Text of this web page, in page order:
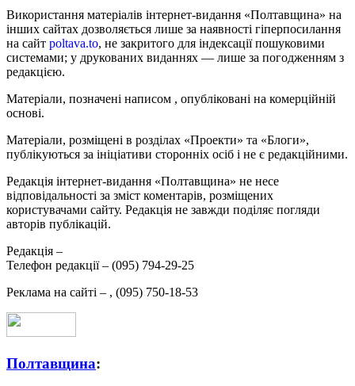
Використання матеріалів інтернет-видання «Полтавщина» на
інших сайтах дозволяється лише за наявності гіперпосилання
на сайт poltava.to, не закритого для індексації пошуковими
системами; у друкованих виданнях — лише за погодженням з
редакцією.
Матеріали, позначені написом , опубліковані на комерційній
основі.
Матеріали, розміщені в розділах «Проекти» та «Блоги»,
публікуються за ініціативи сторонніх осіб і не є редакційними.
Редакція інтернет-видання «Полтавщина» не несе
відповідальності за зміст коментарів, розміщених
користувачами сайту. Редакція не завжди поділяє погляди
авторів публікацій.
Редакція –
Телефон редакції – (095) 794-29-25
Реклама на сайті – , (095) 750-18-53
Полтавщина: